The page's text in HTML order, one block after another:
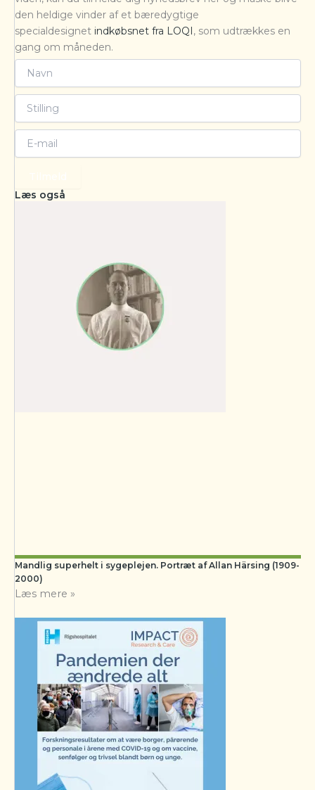
den heldige vinder af et bæredygtige
specialdesignet indkøbsnet fra LOQI , som udtrækkes en
gang om måneden.
Læs også
Mandlig superhelt i sygeplejen. Portræt af Allan Härsing (1909-
2000)
Læs mere »